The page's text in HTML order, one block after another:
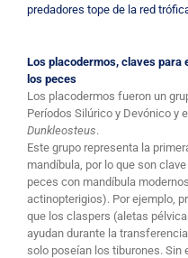
predadores tope de la red
Los placodermos, claves para
los peces
Los placodermos fueron un
Períodos Silúrico y Devónico y
Dunkleosteus.
Este grupo representa la
mandíbula, por lo que son
peces con mandíbula
actinopterigios). Por ejemplo,
que los claspers (aletas
ayudan durante la
solo poseían los tiburones. Sin